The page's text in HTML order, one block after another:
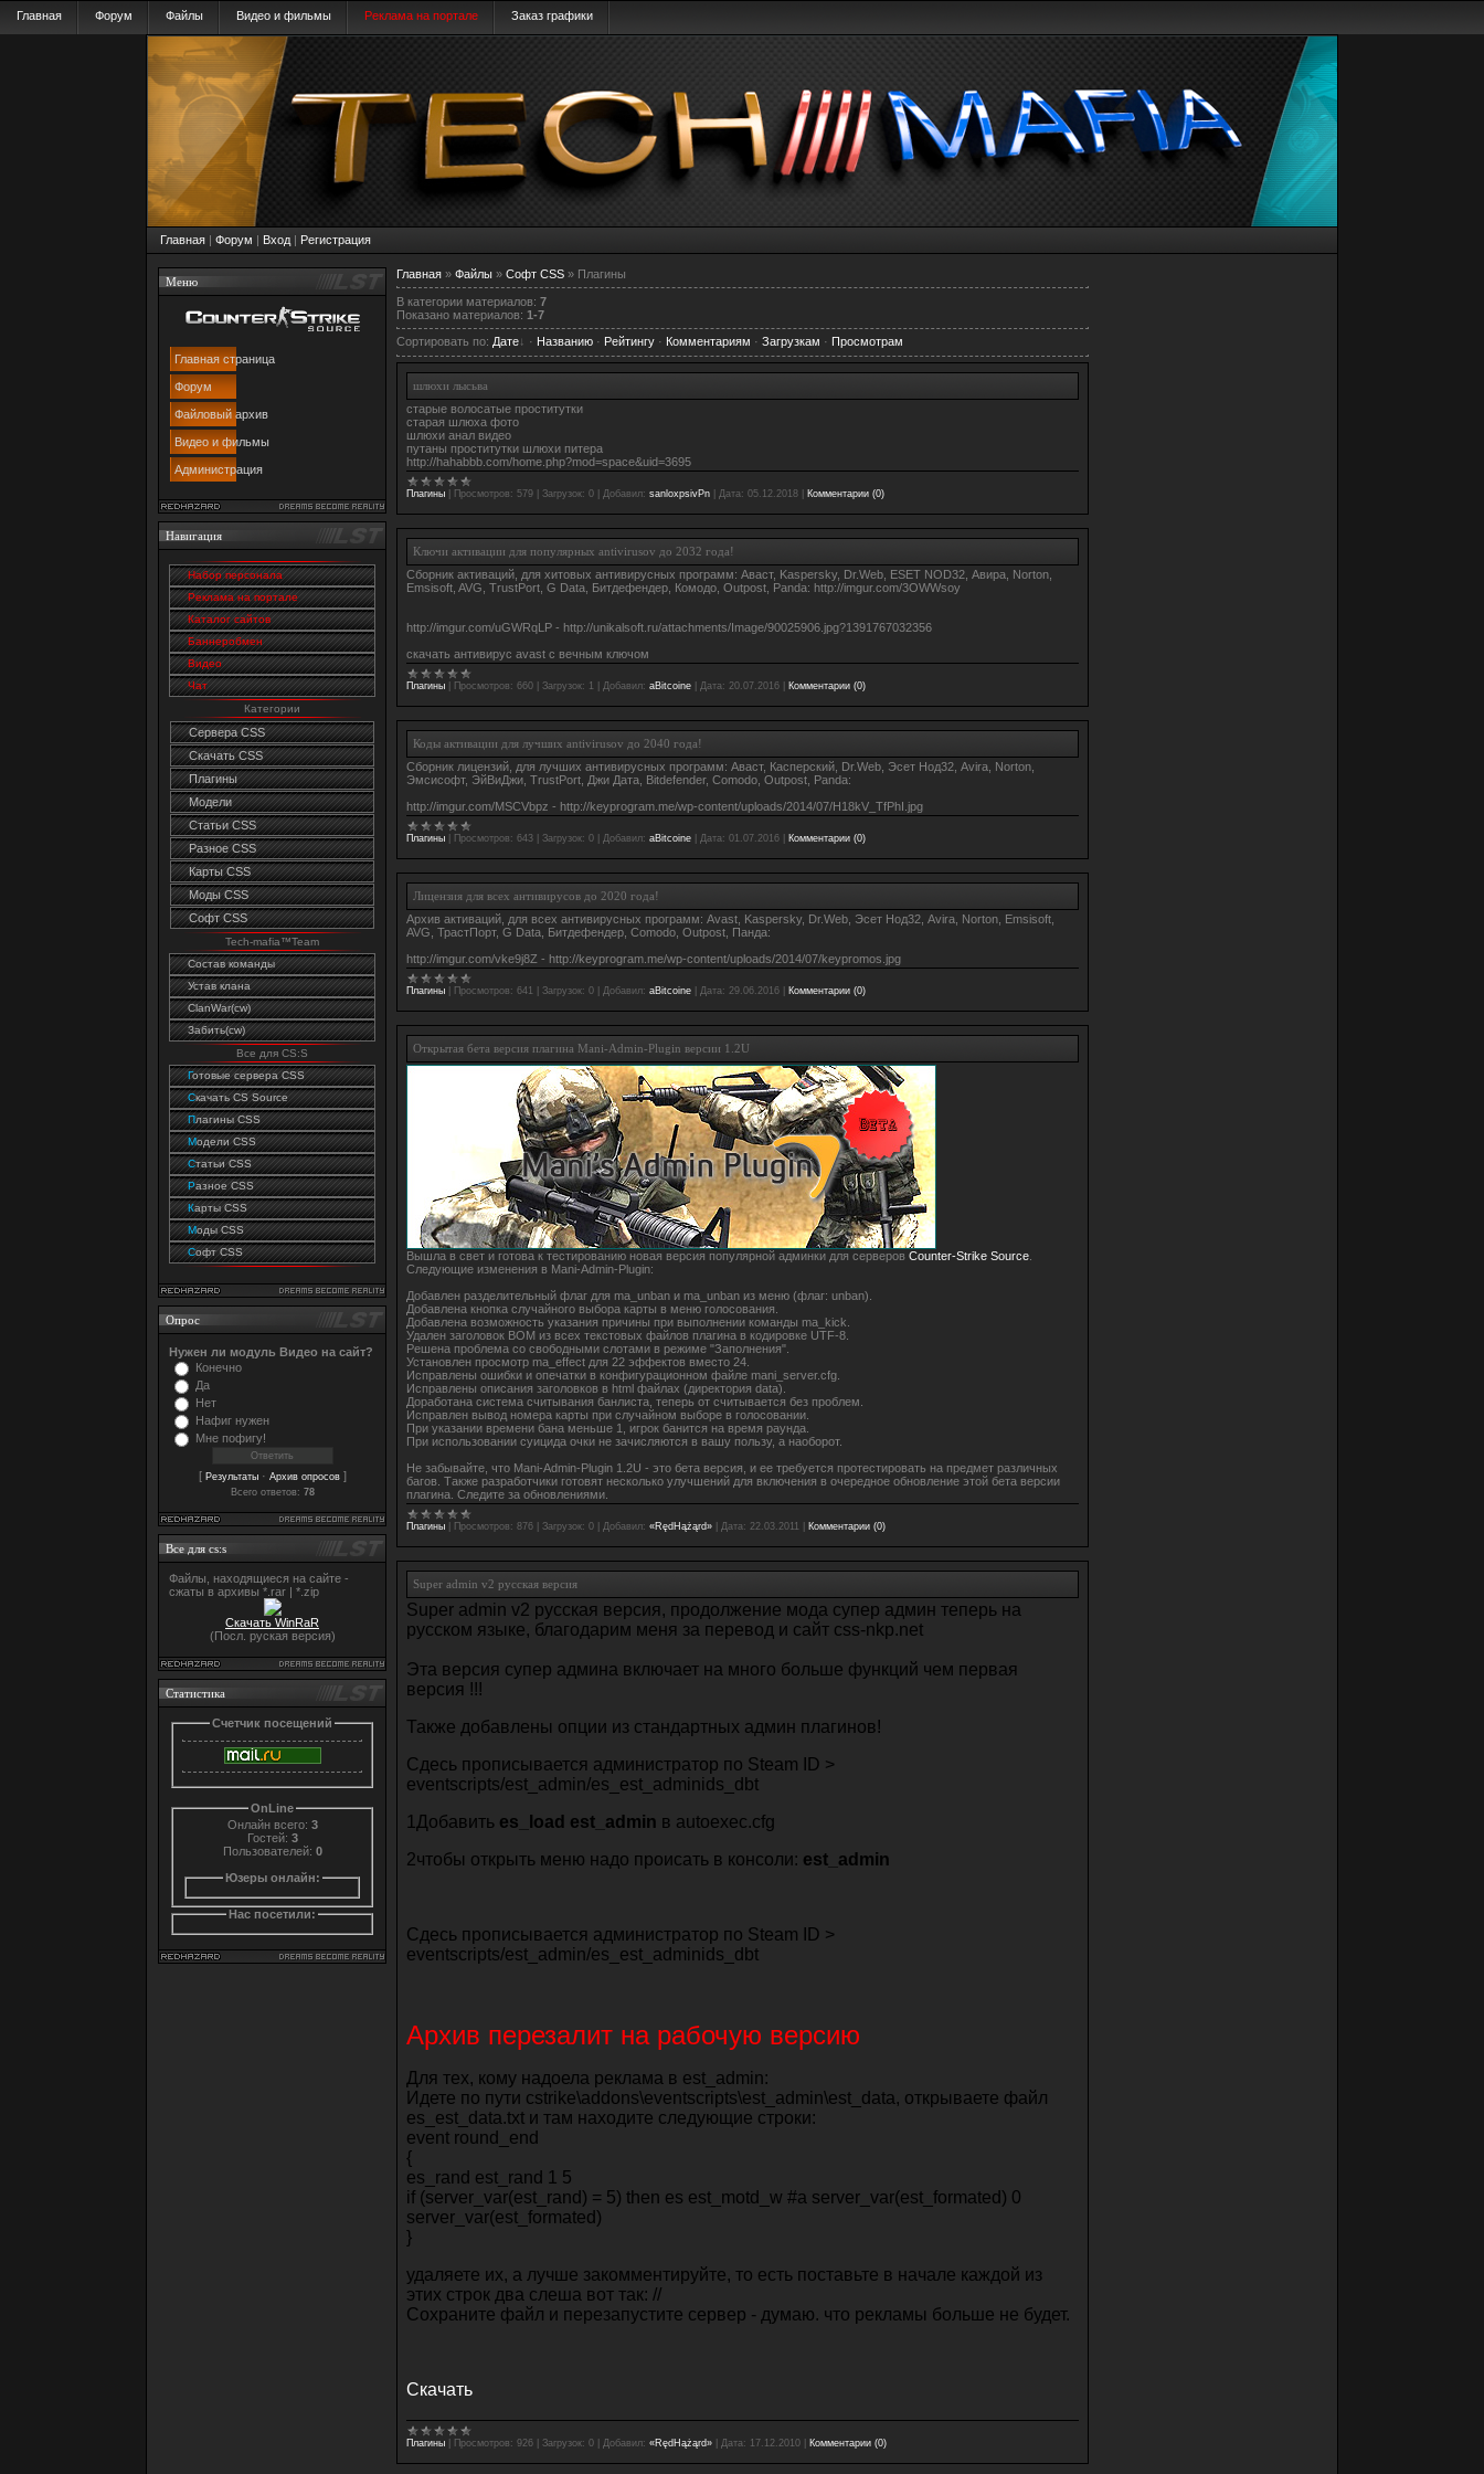
Главная Форум Файлы Видео и фильмы Реклама на портале Заказ графики
Главная | Форум | Вход | Регистрация
Меню
Главная страница
Форум
Файловый архив
Видео и фильмы
Администрация
Навигация
Набор персонала
Реклама на портале
Каталог сайтов
Баннеробмен
Видео
Чат
Категории
Сервера CSS
Скачать CSS
Плагины
Модели
Статьи CSS
Разное CSS
Карты CSS
Моды CSS
Софт CSS
Tech-mafia™Team
Состав команды
Устав клана
ClanWar(cw)
Забить(cw)
Все для CS:S
Готовые сервера CSS
Cкачать CS Source
Плагины CSS
Модели CSS
Статьи CSS
Разное CSS
Карты CSS
Моды CSS
Софт CSS
Опрос
Нужен ли модуль Видео на сайт?
Конечно
Да
Нет
Нафиг нужен
Мне пофигу!
[ Результаты· Архив опросов]
Всего ответов: 78
Все для cs:s
Файлы, находящиеся на сайте -
сжаты в архивы *.rar | *.zip
Скачать WinRaR
(Посл. руская версия)
Статистика
Счетчик посещений
OnLine
Онлайн всего: 3
Гостей: 3
Пользователей: 0
Юзеры онлайн:
Нас посетили:
Главная » Файлы » Софт CSS » Плагины
В категории материалов: 7
Показано материалов: 1-7
Сортировать по: Дате · Названию · Рейтингу · Комментариям · Загрузкам · Просмотрам
шлюхи лысьва
старые волосатые проститутки
старая шлюха фото
шлюхи анал видео
путаны проститутки шлюхи питера
http://hahabbb.com/home.php?mod=space&uid=3695
Плагины Просмотров: 579 Загрузок: 0 Добавил: sanloxpsivPn Дата: 05.12.2018 Комментарии (0)
Ключи активации для популярных antivirusov до 2032 года!
Сборник активаций, для хитовых антивирусных программ: Аваст, Kaspersky, Dr.Web, ESET NOD32, Авира, Norton,
Emsisoft, AVG, TrustPort, G Data, Битдефендер, Комодо, Outpost, Panda: http://imgur.com/3OWWsoy
http://imgur.com/uGWRqLP - http://unikalsoft.ru/attachments/Image/90025906.jpg?1391767032356
скачать антивирус avast с вечным ключом
Плагины Просмотров: 660 Загрузок: 1 Добавил: aBitcoine Дата: 20.07.2016 Комментарии (0)
Коды активации для лучших antivirusov до 2040 года!
Сборник лицензий, для лучших антивирусных программ: Аваст, Касперский, Dr.Web, Эсет Нод32, Avira, Norton,
Эмсисофт, ЭйВиДжи, TrustPort, Джи Дата, Bitdefender, Comodo, Outpost, Panda:
http://imgur.com/MSCVbpz - http://keyprogram.me/wp-content/uploads/2014/07/H18kV_TfPhI.jpg
Плагины Просмотров: 643 Загрузок: 0 Добавил: aBitcoine Дата: 01.07.2016 Комментарии (0)
Лицензия для всех антивирусов до 2020 года!
Архив активаций, для всех антивирусных программ: Avast, Kaspersky, Dr.Web, Эсет Нод32, Avira, Norton, Emsisoft,
AVG, ТрастПорт, G Data, Битдефендер, Comodo, Outpost, Панда:
http://imgur.com/vke9j8Z - http://keyprogram.me/wp-content/uploads/2014/07/keypromos.jpg
Плагины Просмотров: 641 Загрузок: 0 Добавил: aBitcoine Дата: 29.06.2016 Комментарии (0)
Открытая бета версия плагина Mani-Admin-Plugin версии 1.2U
Вышла в свет и готова к тестированию новая версия популярной админки для серверов Counter-Strike Source
Следующие изменения в Mani-Admin-Plugin:
Добавлен разделительный флаг для ma_unban и ma_unban из меню (флаг: unban).
Добавлена кнопка случайного выбора карты в меню голосования.
Добавлена возможность указания причины при выполнении команды ma_kick.
Удален заголовок BOM из всех текстовых файлов плагина в кодировке UTF-8.
Решена проблема со свободными слотами в режиме "Заполнения".
Установлен просмотр ma_effect для 22 эффектов вместо 24.
Исправлены ошибки и опечатки в конфигурационном файле mani_server.cfg.
Исправлены описания заголовков в html файлах (директория data).
Доработана система считывания банлиста, теперь от считывается без проблем.
Исправлен вывод номера карты при случайном выборе в голосовании.
При указании времени бана меньше 1, игрок банится на время раунда.
При использовании суицида очки не зачисляются в вашу пользу, а наоборот.
Не забывайте, что Mani-Admin-Plugin 1.2U - это бета версия, и ее требуется протестировать на предмет различных
багов. Также разработчики готовят несколько улучшений для включения в очередное обновление этой бета версии
плагина. Следите за обновлениями.
Плагины Просмотров: 876 Загрузок: 0 Добавил: «RędHążąrd» Дата: 22.03.2011 Комментарии (0)
Super admin v2 русская версия
Super admin v2 русская версия, продолжение мода супер админ теперь на
русском языке, благодарим меня за перевод и сайт css-nkp.net
Эта версия супер админа включает на много больше функций чем первая
версия !!!
Также добавлены опции из стандартных админ плагинов!
Сдесь прописывается администратор по Steam ID >
eventscripts/est_admin/es_est_adminids_dbt
1Добавить es_load est_admin в autoexec.cfg
2чтобы открыть меню надо происать в консоли: est_admin
Сдесь прописывается администратор по Steam ID >
eventscripts/est_admin/es_est_adminids_dbt
Архив перезалит на рабочую версию
Для тех, кому надоела реклама в est_admin:
Идете по пути cstrike\addons\eventscripts\est_admin\est_data, открываете файл
es_est_data.txt и там находите следующие строки:
event round_end
{
es_rand est_rand 1 5
if (server_var(est_rand) = 5) then es est_motd_w #a server_var(est_formated) 0
server_var(est_formated)
}
удаляете их, а лучше закомментируйте, то есть поставьте в начале каждой из
этих строк два слеша вот так: //
Сохраните файл и перезапустите сервер - думаю. что рекламы больше не будет.
Cкачать
Плагины Просмотров: 926 Загрузок: 0 Добавил: «RędHążąrd» Дата: 17.12.2010 Комментарии (0)